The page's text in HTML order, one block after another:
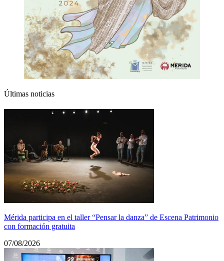
Últimas noticias
Mérida participa en el taller “Pensar la danza” de Escena Patrimonio
con formación gratuita
07/08/2026